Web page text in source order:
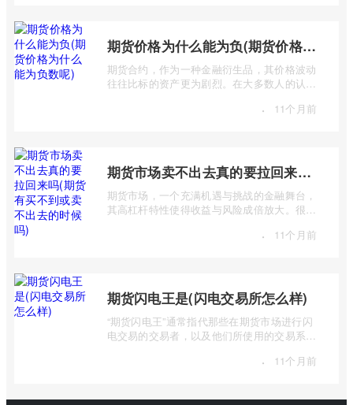
期货价格为什么能为负(期货价格为什么能为负数呢)
期货合约，作为一种金融衍生品，其价格波动
往往比标的资产更为剧烈。在大多数人的认知
· 11个月前
期货市场卖不出去真的要拉回来吗(期货有买不到或卖不出去的时候吗)
期货市场，一个充满机遇与挑战的金融舞台，
其高杠杆特性使得收益与风险成倍放大。很多
· 11个月前
期货闪电王是(闪电交易所怎么样)
“期货闪电王”通常指代那些在期货市场进行闪
电交易的交易者，以及他们所使用的交易系统
· 11个月前